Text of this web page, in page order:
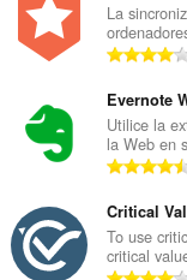
La
Evernote
Utilice la
la Web en
Critical
To use
critical